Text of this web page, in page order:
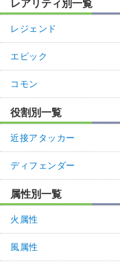
レアリティ別一覧
レジェンド
エピック
コモン
役割別一覧
近接アタッカー
ディフェンダー
属性別一覧
火属性
風属性